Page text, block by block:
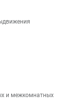
и межкомнатных